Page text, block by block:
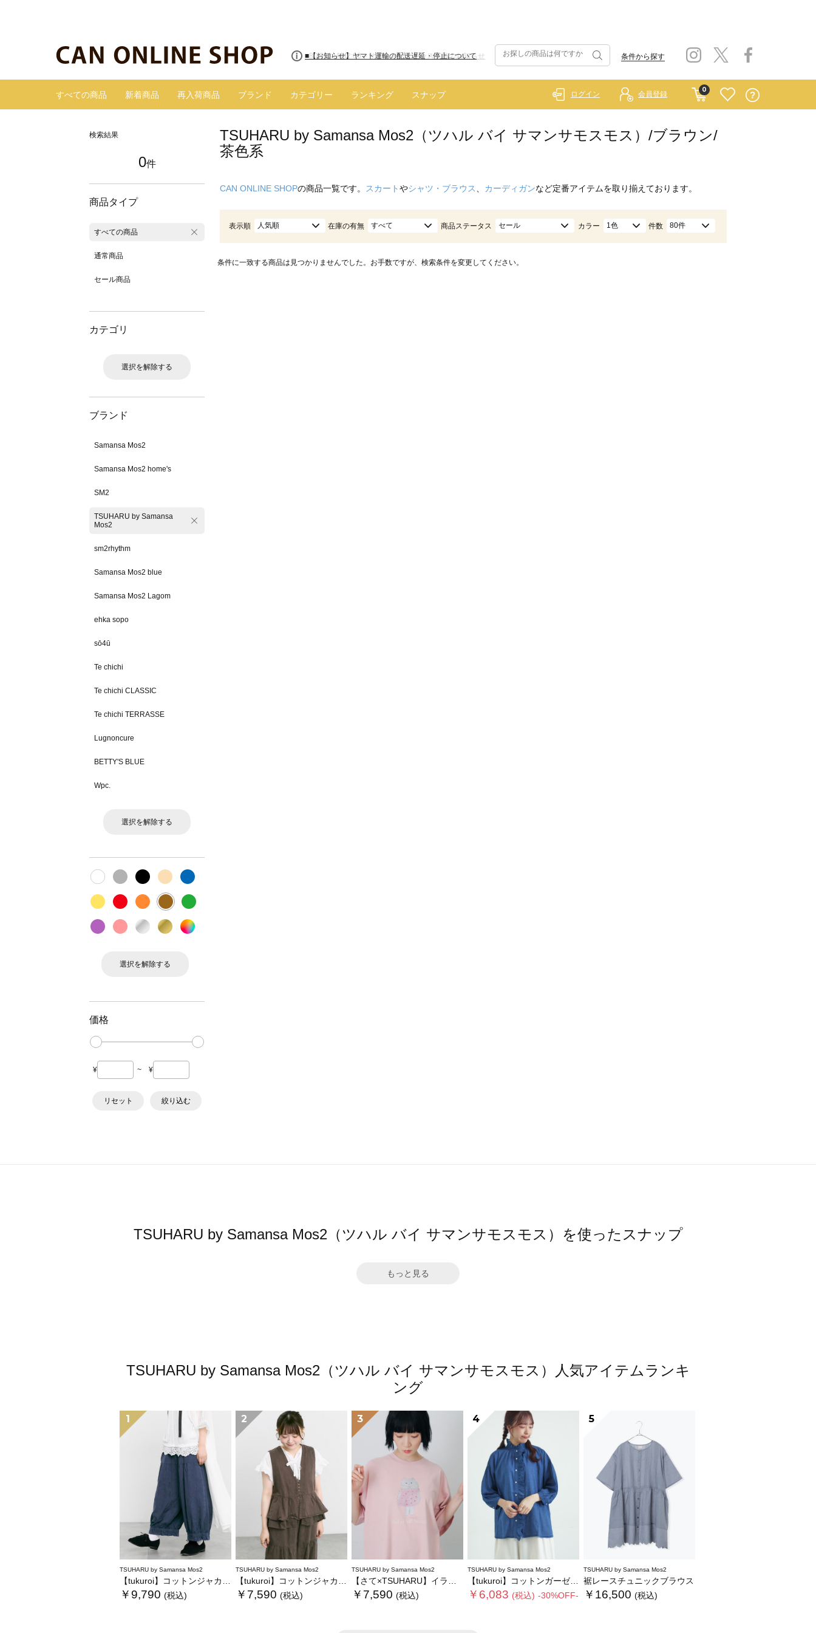
■8/13(木)AM2:00～サイトメンテナンス実施のお知らせ 条件から探す
すべての商品 新着商品 再入荷商品 ブランド カテゴリー ランキング スナップ
0
ログイン 会員登録
検索結果
0件
商品タイプ
すべての商品
通常商品
セール商品
カテゴリ
選択を解除する
ブランド
Samansa Mos2
Samansa Mos2 home's
SM2
TSUHARU by Samansa
Mos2
sm2rhythm
Samansa Mos2 blue
Samansa Mos2 Lagom
ehka sopo
sō4ū
Te chichi
Te chichi CLASSIC
Te chichi TERRASSE
Lugnoncure
BETTY'S BLUE
Wpc.
選択を解除する
選択を解除する
価格
¥ ~ ¥
リセット 絞り込む
TSUHARU by Samansa Mos2（ツハル バイ サマンサモスモス）/ブラウン/
茶色系
CAN ONLINE SHOPの商品一覧です。 スカートやシャツ・ブラウス カーディガンなど定番アイテムを取り揃えております。
表示順 人気順 在庫の有無 すべて 商品ステータス セール カラー 1色 件数 80件
条件に一致する商品は見つかりませんでした。お手数ですが、検索条件を変更してください。
TSUHARU by Samansa Mos2（ツハル バイ サマンサモスモス）を使ったスナップ
もっと見る
TSUHARU by Samansa Mos2（ツハル バイ サマンサモスモス）人気アイテムランキ
ング
1
TSUHARU by Samansa Mos2
【tukuroi】コットンジャカード製品染め裾フリルパンツ《WEB限定》
￥9,790 (税込)
2
TSUHARU by Samansa Mos2
【tukuroi】コットンジャカード製品染めベスト《WEB限定》
￥7,590 (税込)
3
TSUHARU by Samansa Mos2
【さて×TSUHARU】イラスト柄プリントTシャツ
￥7,590 (税込)
4
TSUHARU by Samansa Mos2
【tukuroi】コットンガーゼデニムフリルブラウス
￥6,083 (税込) -30%OFF-
5
TSUHARU by Samansa Mos2
裾レースチュニックブラウス
￥16,500 (税込)